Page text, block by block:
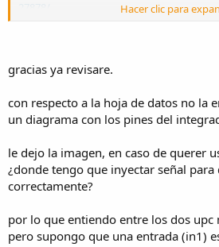
https://www.forosdeelectronica.com/posts/
O éste con mas transistores :
cuasi-200-4-a-96597/
Hacer clic para
gracias ya revisare.
con respecto a la hoja de datos no la
un diagrama con los pines del
le dejo la imagen, en caso de querer
¿donde tengo que inyectar señal
correctamente?
por lo que entiendo entre los dos upc
pero supongo que una entrada (in1)